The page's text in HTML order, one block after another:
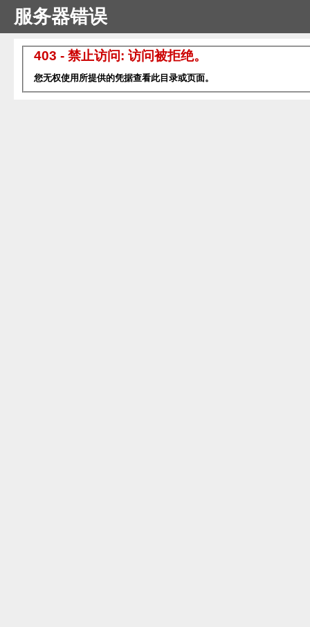
服务器错误
403 - 禁止访问: 访问被拒绝。
您无权使用所提供的凭据查看此目录或页面。